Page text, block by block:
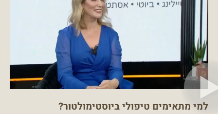
למי מתאימים טיפולי ביוסטימולטור?